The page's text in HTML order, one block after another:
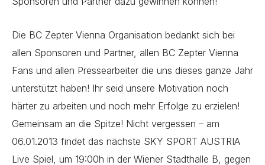
Die BC Zepter Vienna Organisation bedankt sich bei
allen Sponsoren und Partner, allen BC Zepter Vienna
Fans und allen Pressearbeiter die uns dieses ganze Jahr
unterstützt haben! Ihr seid unsere Motivation noch
härter zu arbeiten und noch mehr Erfolge zu erzielen!
Gemeinsam an die Spitze! Nicht vergessen – am
06.01.2013 findet das nächste SKY SPORT AUSTRIA
Live Spiel, um 19:00h in der Wiener Stadthalle B, gegen